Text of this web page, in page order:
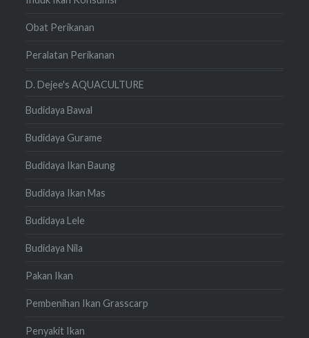
Obat Perikanan
Peralatan Perikanan
D. Dejee's AQUACULTURE
Budidaya Bawal
Budidaya Gurame
Budidaya Ikan Baung
Budidaya Ikan Mas
Budidaya Lele
Budidaya Nila
Pakan Ikan
Pembenihan Ikan Grasscarp
Penyakit Ikan